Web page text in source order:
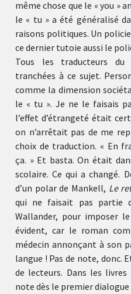
même chose que le « you »
le « tu » a été généralisé
raisons politiques. Un
ce dernier tutoie aussi le
Tous les traducteurs
tranchées à ce sujet.
comme la dimension
le « tu ». Je ne le faisais
l’effet d’étrangeté était
on n’arrêtait pas de me
choix de traduction. « En
ça. » Et basta. On était
scolaire. Ce qui a changé.
d’un polar de Mankell, Le
qui ne faisait pas partie
Wallander, pour imposer
évident, car le roman
médecin annonçant à son
langue ! Pas de note, donc.
de lecteurs. Dans les
note dès le premier